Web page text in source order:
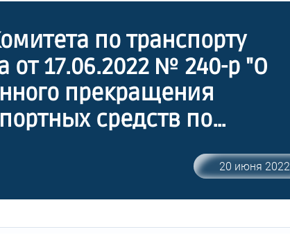
по транспорту
от 17.06.2022 № 240-р "О
прекращения
средств по
20 июня 2022